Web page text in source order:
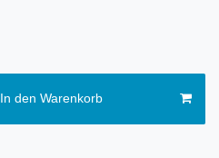
In den Warenkorb